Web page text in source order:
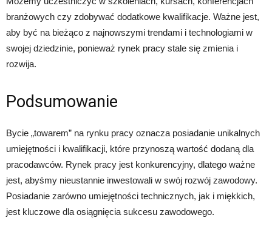
branżowych czy zdobywać dodatkowe kwalifikacje. Ważne jest,
aby być na bieżąco z najnowszymi trendami i technologiami w
swojej dziedzinie, ponieważ rynek pracy stale się zmienia i
rozwija.
Podsumowanie
Bycie „towarem” na rynku pracy oznacza posiadanie unikalnych
umiejętności i kwalifikacji, które przynoszą wartość dodaną dla
pracodawców. Rynek pracy jest konkurencyjny, dlatego ważne
jest, abyśmy nieustannie inwestowali w swój rozwój zawodowy.
Posiadanie zarówno umiejętności technicznych, jak i miękkich,
jest kluczowe dla osiągnięcia sukcesu zawodowego.